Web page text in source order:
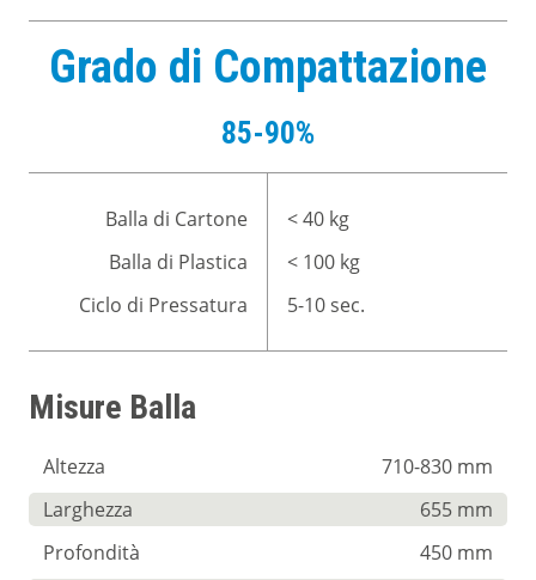
Grado di Compattazione
85-90%
Balla di Cartone
Balla di Plastica
Ciclo di Pressatura
< 40 kg
< 100 kg
5-10 sec.
Misure Balla
Altezza
710-830 mm
Larghezza
655 mm
Profondità
450 mm